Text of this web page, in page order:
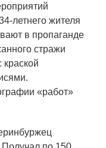
летнего жителя
в пропаганде
стражи
«работ»